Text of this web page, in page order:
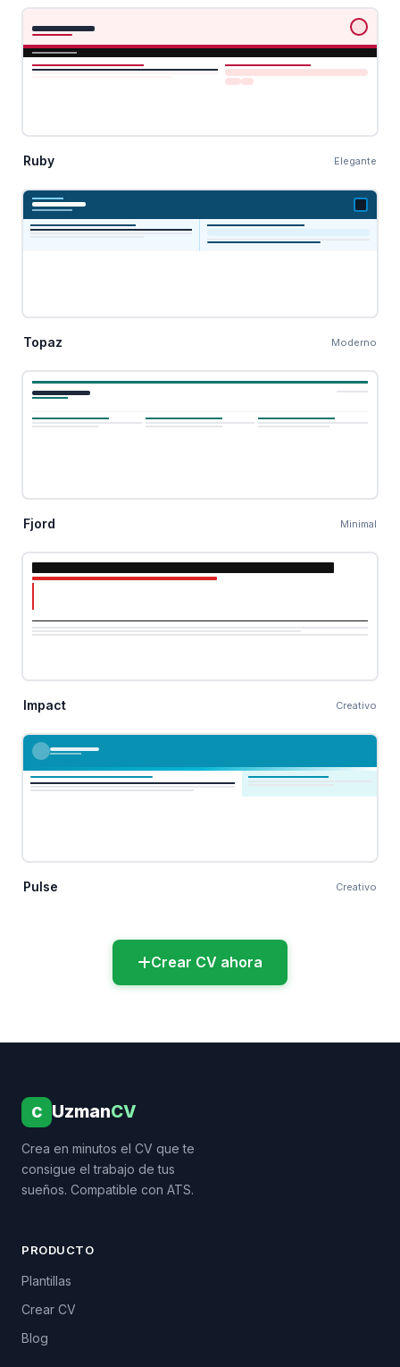
Ruby Elegante
Topaz Moderno
Fjord Minimal
Impact Creativo
Pulse Creativo
Crear CV ahora
C UzmanCV
Crea en minutos el CV que te
consigue el trabajo de tus
sueños. Compatible con ATS.
PRODUCTO
Plantillas
Crear CV
Blog